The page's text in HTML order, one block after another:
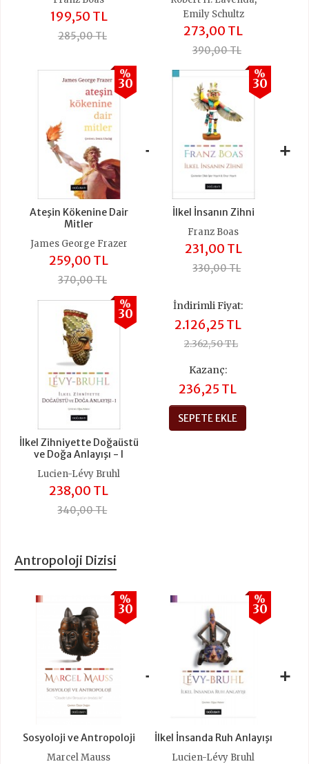
199,50 TL
285,00 TL
Emily Schultz
273,00 TL
390,00 TL
Ateşin Kökenine Dair
Mitler
%
30
James George Frazer
259,00 TL
370,00 TL
+
İlkel İnsanın Zihni
%
30
Franz Boas
231,00 TL
330,00 TL
+
İlkel Zihniyette Doğaüstü
ve Doğa Anlayışı - I
%
30
Lucien-Lévy Bruhl
238,00 TL
340,00 TL
İndirimli Fiyat:
2.126,25 TL
2.362,50 TL
Kazanç:
236,25 TL
SEPETE EKLE
Antropoloji Dizisi
Sosyoloji ve Antropoloji
%
30
Marcel Mauss
+
İlkel İnsanda Ruh Anlayışı
%
30
Lucien-Lévy Bruhl
+